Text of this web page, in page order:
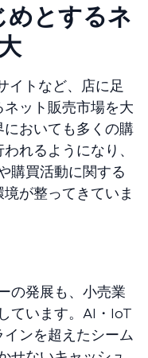
めとするネ
イトなど、店に足
ット販売市場を大
おいても多くの購
れるようになり、
購買活動に関する
が整ってきていま
の発展も、小売業
ています。AI・IoT
ンを超えたシーム